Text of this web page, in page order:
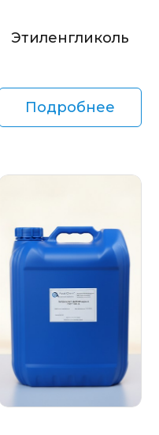
Этиленгликоль
Подробнее